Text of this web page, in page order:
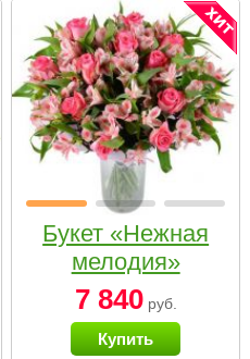
Букет «Нежная
мелодия»
7 840руб.
Купить